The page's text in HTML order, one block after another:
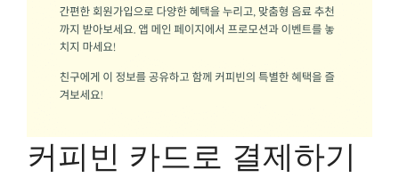
커피빈 카드로 결제하기